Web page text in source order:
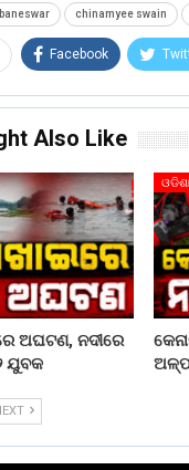
chinamyee swain
Facebook
Also Like
ଅଘଟଣ, ନଦୀରେ
ଯୁବକ
ଓଡିଶା